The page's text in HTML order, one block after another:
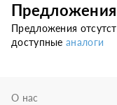
Предложения
Предложения
доступныеаналоги
О нас